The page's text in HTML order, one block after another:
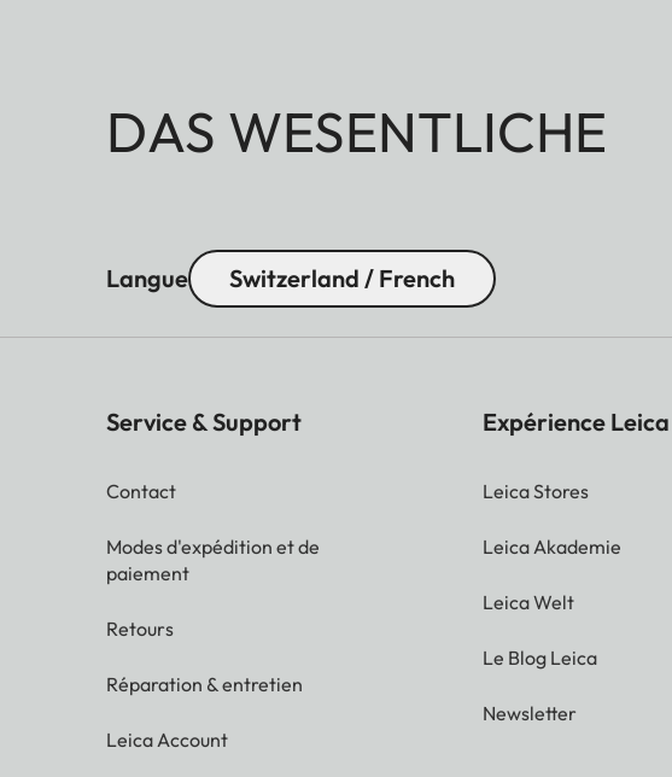
DAS WESENTLICHE
Langue Switzerland / French
Service & Support
Contact
Modes d'expédition et de
paiement
Retours
Réparation & entretien
Leica Account
Expérience Leica
Leica Stores
Leica Akademie
Leica Welt
Le Blog Leica
Newsletter